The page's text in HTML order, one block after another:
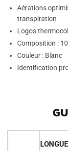
Aérations
transpiration
Logos
Composition :
Couleur : Blanc
Identification